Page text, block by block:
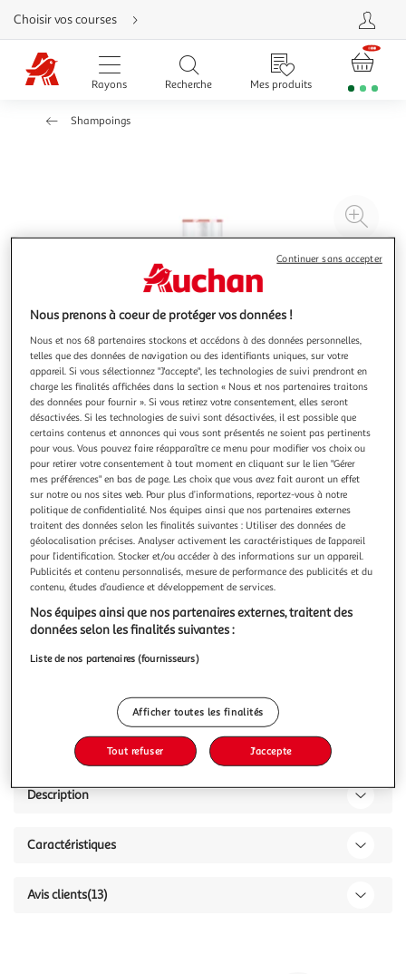
Aller
directement
au
contenu
Aller
directement
Aller
besoin
Choisir vos courses
Rayons Recherche Mes produits
Shampoings
à
4.6 (13)
ELSEVE
Pro Bond Repair Shampoing sans sulfates pour
cheveux abîmés
La fibre du cheveu est constituée de millions de ponts
internes. Appareils chauffants, colorations, décolorations
cassent ces ponts et les cheveux sont visiblement abîmés :
pointes fourchues, effet paille, casse. Des ponts internes
En savoir +
200ml
Vous voulez connaître le prix de ce produit ?
Afficher le prix
Description
Caractéristiques
Avis clients(13)
Nous prenons à coeur de protéger vos données !
Nous et nos 68 partenaires stockons et accédons à des données personnelles,
telles que des données de navigation ou des identifiants uniques, sur votre
appareil. Si vous sélectionnez "J'accepte", les technologies de suivi prendront en
charge les finalités affichées dans la section « Nous et nos partenaires traitons
des données pour fournir ». Si vous retirez votre consentement, elles seront
désactivées. Si les technologies de suivi sont désactivées, il est possible que
certains contenus et annonces qui vous sont présentés ne soient pas pertinents
pour vous. Vous pouvez faire réapparaître ce menu pour modifier vos choix ou
pour retirer votre consentement à tout moment en cliquant sur le lien "Gérer
mes préférences" en bas de page. Les choix que vous avez fait auront un effet
sur notre ou nos sites web. Pour plus d’informations, reportez-vous à notre
politique de confidentialité. Nos équipes ainsi que nos partenaires externes
traitent des données selon les finalités suivantes : Utiliser des données de
géolocalisation précises. Analyser activement les caractéristiques de l’appareil
pour l’identification. Stocker et/ou accéder à des informations sur un appareil.
Publicités et contenu personnalisés, mesure de performance des publicités et du
contenu, études d’audience et développement de services.
Nos équipes ainsi que nos partenaires externes, traitent des
données selon les finalités suivantes :
Liste de nos partenaires (fournisseurs)
Afficher toutes les finalités
Tout refuser J'accepte
Continuer sans accepter